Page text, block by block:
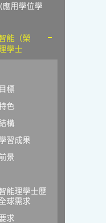
應用學位學
能（榮
學士
標
色
構
習成果
景
能理學士歷
球需求
求